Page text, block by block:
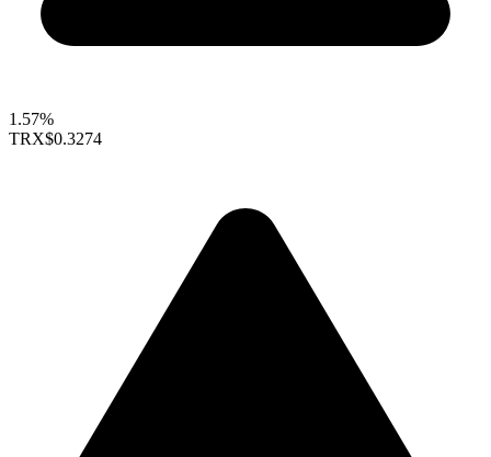
1.57%
TRX$0.3274